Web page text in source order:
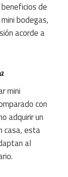
de
bodegas,
acorde a
mini
con
adquirir un
casa, esta
al